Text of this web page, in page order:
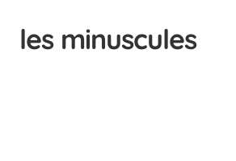
les minuscules